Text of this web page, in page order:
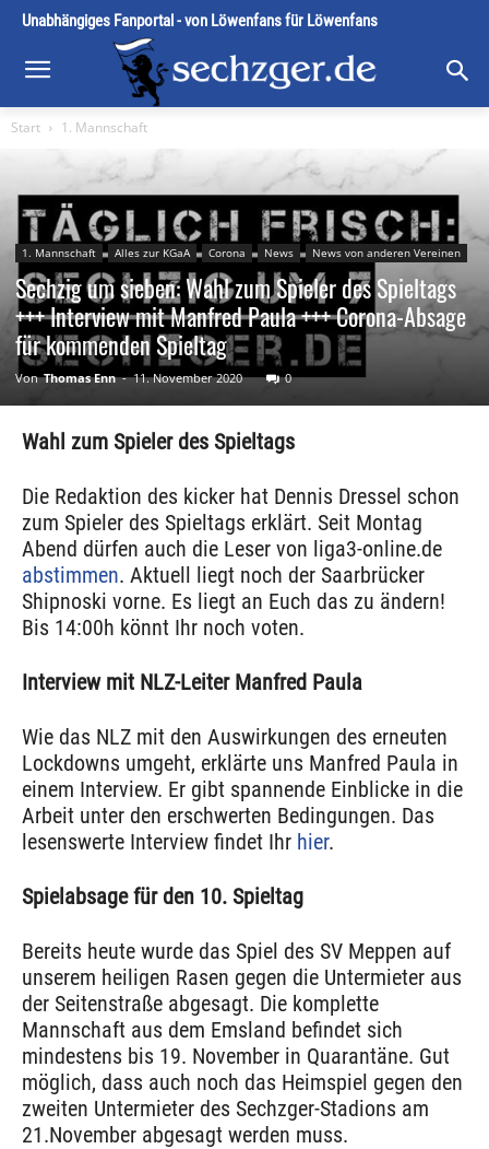
Unabhängiges Fanportal - von Löwenfans für Löwenfans
Start 1. Mannschaft
1. Mannschaft Alles zur KGaA Corona News News von anderen Vereinen
Sechzig um sieben: Wahl zum Spieler des Spieltags
+++ Interview mit Manfred Paula +++ Corona-Absage
für kommenden Spieltag
Von Thomas Enn - 11. November 2020 0
Wahl zum Spieler des Spieltags
Die Redaktion des kicker hat Dennis Dressel schon
zum Spieler des Spieltags erklärt. Seit Montag
Abend dürfen auch die Leser von liga3-online.de
abstimmen. Aktuell liegt noch der Saarbrücker
Shipnoski vorne. Es liegt an Euch das zu ändern!
Bis 14:00h könnt Ihr noch voten.
Interview mit NLZ-Leiter Manfred Paula
Wie das NLZ mit den Auswirkungen des erneuten
Lockdowns umgeht, erklärte uns Manfred Paula in
einem Interview. Er gibt spannende Einblicke in die
Arbeit unter den erschwerten Bedingungen. Das
lesenswerte Interview findet Ihr hier.
Spielabsage für den 10. Spieltag
Bereits heute wurde das Spiel des SV Meppen auf
unserem heiligen Rasen gegen die Untermieter aus
der Seitenstraße abgesagt. Die komplette
Mannschaft aus dem Emsland befindet sich
mindestens bis 19. November in Quarantäne. Gut
möglich, dass auch noch das Heimspiel gegen den
zweiten Untermieter des Sechzger-Stadions am
21.November abgesagt werden muss.